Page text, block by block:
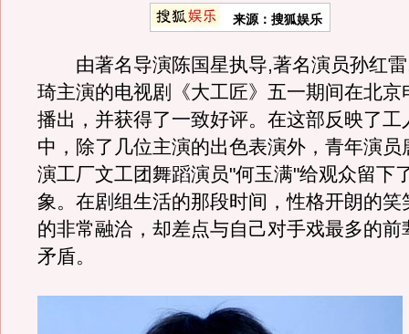
来源：搜狐娱乐
由著名导演陈国星执导,著名演员孙红雷
琦主演的电视剧《大工匠》五一期间在北京
播出，并获得了一致好评。在这部反映了工
中，除了几位主演的出色表演外，青年演员
演工厂文工团舞蹈演员"何玉满"给观众留下
象。在剧组生活的那段时间，性格开朗的笑
的非常融洽，却差点与自己对手戏最多的前
矛盾。